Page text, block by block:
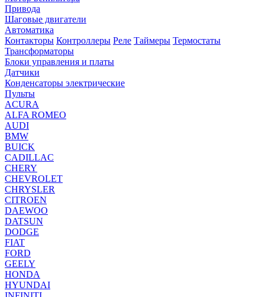
Привода
Шаговые двигатели
Автоматика
Контакторы Контроллеры Реле Таймеры Термостаты
Трансформаторы
Блоки управления и платы
Датчики
Конденсаторы электрические
Пульты
ACURA
ALFA ROMEO
AUDI
BMW
BUICK
CADILLAC
CHERY
CHEVROLET
CHRYSLER
CITROEN
DAEWOO
DATSUN
DODGE
FIAT
FORD
GEELY
HONDA
HYUNDAI